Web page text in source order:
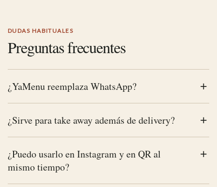
DUDAS HABITUALES
Preguntas frecuentes
¿YaMenu reemplaza WhatsApp?
¿Sirve para take away además de delivery?
¿Puedo usarlo en Instagram y en QR al
mismo tiempo?